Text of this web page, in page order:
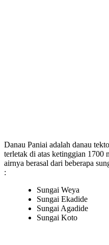
Danau Paniai adalah danau
terletak di atas ketinggian 1700
airnya berasal dari beberapa
:
Sungai Weya
Sungai Ekadide
Sungai Agadide
Sungai Koto